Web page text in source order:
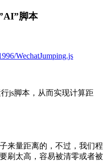
脚本
WechatJumping.js
js脚本，从而实现计算距
来量距离的，不过，我们程
刷太高，容易被清零或者被